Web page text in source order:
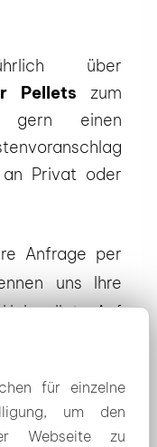
über
Pellets zum
gern einen
an Privat oder
Anfrage per
uns Ihre
Auf
auch einen
für einzelne
um den
Webseite zu